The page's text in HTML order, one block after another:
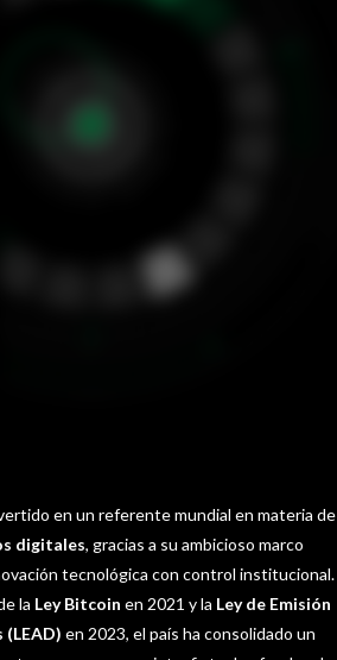
en un referente mundial en materia de
digitales, gracias a su ambicioso marco
tecnológica con control institucional.
la Ley Bitcoin en 2021 y la Ley de Emisión
en 2023, el país ha consolidado un